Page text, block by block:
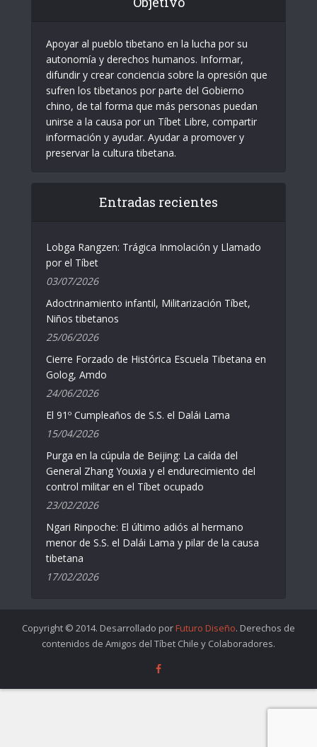
Apoyar al pueblo tibetano en la lucha por su
autonomía y derechos humanos. Informar,
difundir y crear conciencia sobre la opresión que
sufren los tibetanos por parte del Gobierno
chino, de tal forma que más personas puedan
unirse a la causa por un Tíbet Libre, compartir
información y ayudar. Ayudar a promover y
preservar la cultura tibetana.
Entradas recientes
Lobga Rangzen: Trágica Inmolación y Llamado
por el Tíbet
03/07/2026
Adoctrinamiento infantil, Militarización Tíbet,
Niños tibetanos
25/06/2026
Cierre Forzado de Histórica Escuela Tibetana en
Golog, Amdo
24/06/2026
El 91º Cumpleaños de S.S. el Dalái Lama
15/04/2026
Purga en la cúpula de Beijing: La caída del
General Zhang Youxia y el endurecimiento del
control militar en el Tíbet ocupado
23/02/2026
Ngari Rinpoche: El último adiós al hermano
menor de S.S. el Dalái Lama y pilar de la causa
tibetana
17/02/2026
Copyright © 2014. Desarrollado por Futuro Diseño. Derechos de
contenidos de Amigos del Tíbet Chile y Colaboradores.